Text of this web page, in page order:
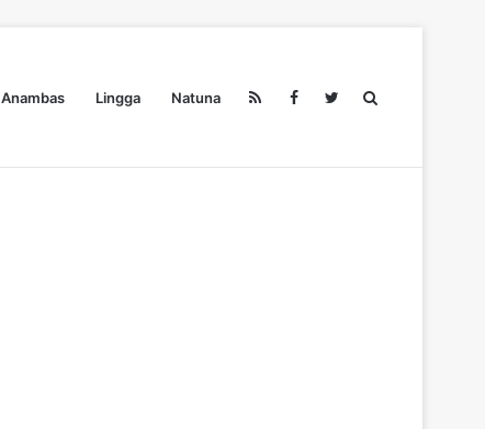
Anambas Lingga Natuna
Ekonomi